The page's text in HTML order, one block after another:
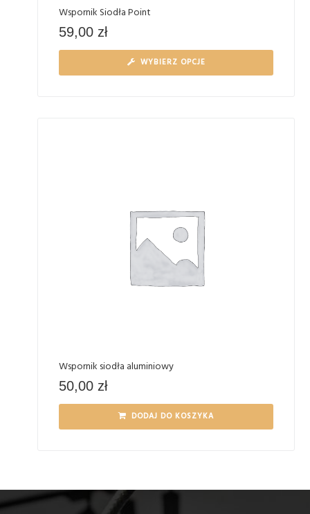
Wspornik Siodła Point
59,00 zł
WYBIERZ OPCJE
Wspornik siodła aluminiowy
50,00 zł
DODAJ DO KOSZYKA